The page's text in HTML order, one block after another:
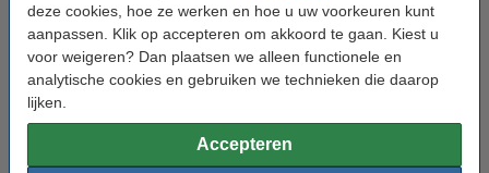
deze cookies, hoe ze werken en hoe u uw voorkeuren kunt
aanpassen. Klik op accepteren om akkoord te gaan. Kiest u
voor weigeren? Dan plaatsen we alleen functionele en
analytische cookies en gebruiken we technieken die daarop
lijken.
Accepteren
123-3D Aluminium
48 x 27 x 11,2 mm (LxBxH)
36,6 mm
Bekijk de specificaties en beschrijving
€ 8,25 Bestellen